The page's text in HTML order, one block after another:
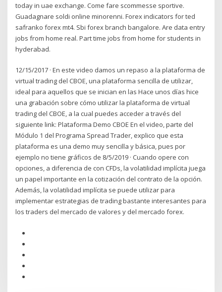
today in uae exchange. Come fare scommesse sportive.
Guadagnare soldi online minorenni. Forex indicators for ted
safranko forex mt4. Sbi forex branch bangalore. Are data entry
jobs from home real. Part time jobs from home for students in
hyderabad.
12/15/2017 · En este video damos un repaso a la plataforma de
virtual trading del CBOE, una plataforma sencilla de utilizar,
ideal para aquellos que se inician en las Hace unos días hice
una grabación sobre cómo utilizar la plataforma de virtual
trading del CBOE, a la cual puedes acceder a través del
siguiente link: Plataforma Demo CBOE En el video, parte del
Módulo 1 del Programa Spread Trader, explico que esta
plataforma es una demo muy sencilla y básica, pues por
ejemplo no tiene gráficos de 8/5/2019 · Cuando opere con
opciones, a diferencia de con CFDs, la volatilidad implícita juega
un papel importante en la cotización del contrato de la opción.
Además, la volatilidad implícita se puede utilizar para
implementar estrategias de trading bastante interesantes para
los traders del mercado de valores y del mercado forex.